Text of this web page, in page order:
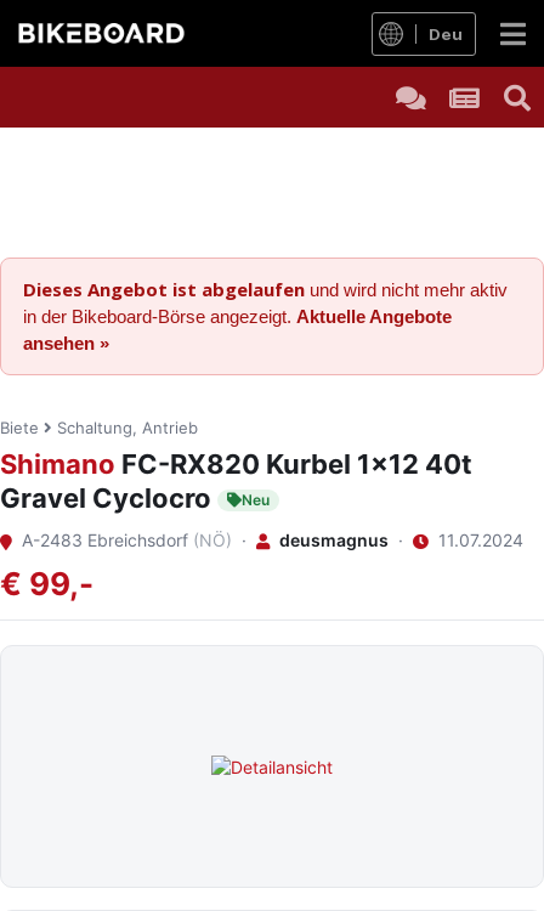
Deu
Dieses Angebot ist abgelaufen und wird nicht mehr aktiv
in der Bikeboard-Börse angezeigt. Aktuelle Angebote
ansehen »
Biete Schaltung, Antrieb
Shimano FC-RX820 Kurbel 1x12 40t
Gravel Cyclocro
Neu
A-2483 Ebreichsdorf (NÖ) · deusmagnus · 11.07.2024
€ 99,-